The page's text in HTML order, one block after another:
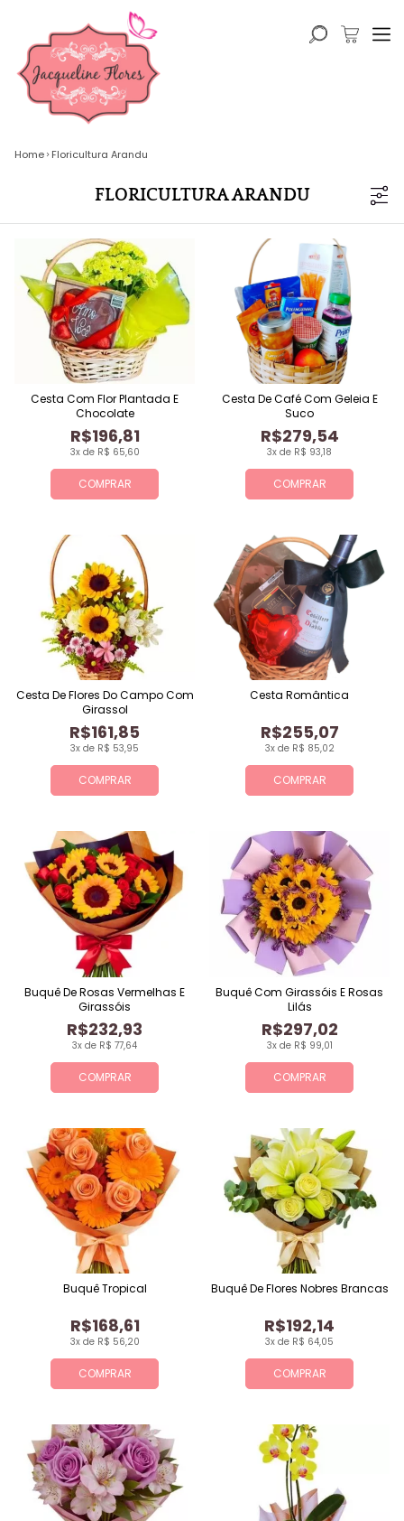
Home Floricultura Arandu
FLORICULTURA ARANDU
COMPRAR
3x de R$ 65,60
R$196,81
Cesta Com Flor Plantada E
Chocolate
COMPRAR
3x de R$ 93,18
R$279,54
Cesta De Café Com Geleia E
Suco
COMPRAR
3x de R$ 53,95
R$161,85
Cesta De Flores Do Campo Com
Girassol
COMPRAR
3x de R$ 85,02
R$255,07
Cesta Romântica
COMPRAR
3x de R$ 77,64
R$232,93
Buquê De Rosas Vermelhas E
Girassóis
COMPRAR
3x de R$ 99,01
R$297,02
Buquê Com Girassóis E Rosas
Lilás
COMPRAR
3x de R$ 56,20
R$168,61
Buquê Tropical
COMPRAR
3x de R$ 64,05
R$192,14
Buquê De Flores Nobres Brancas